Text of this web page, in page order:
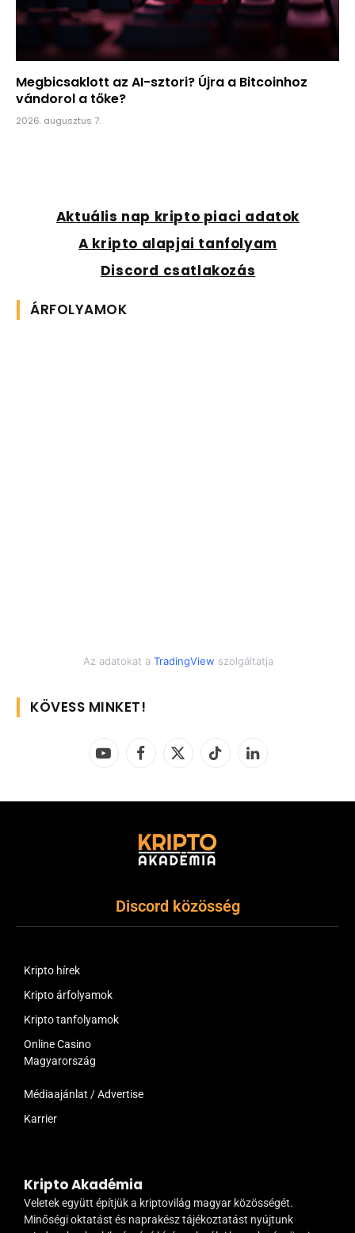
Megbicsaklott az AI-sztori? Újra a Bitcoinhoz
vándorol a tőke?
2026. augusztus 7.
Aktuális nap kripto piaci adatok
A kripto alapjai tanfolyam
Discord csatlakozás
ÁRFOLYAMOK
Az adatokat a TradingView szolgáltatja
KÖVESS MINKET!
YouTubeFacebook
X
TikTok LinkedIn
Discord közösség
Kripto hírek
Kripto árfolyamok
Kripto tanfolyamok
Online Casino
Magyarország
Médiaajánlat / Advertise
Karrier
Kripto Akadémia
Veletek együtt építjük a kriptovilág magyar közösségét.
Minőségi oktatást és naprakész tájékoztatást nyújtunk